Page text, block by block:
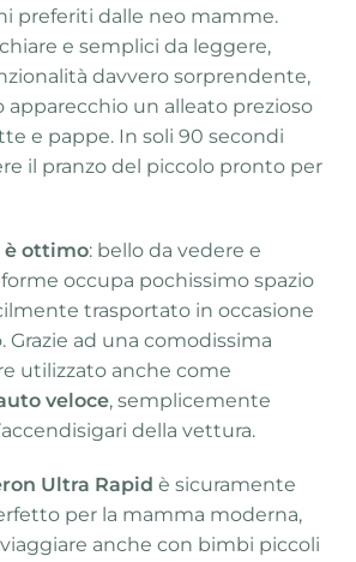
preferiti dalle neo mamme.
e semplici da leggere,
davvero sorprendente,
un alleato prezioso
e pappe. In soli 90 secondi
il pranzo del piccolo pronto per
è ottimo: bello da vedere e
occupa pochissimo spazio
trasportato in occasione
Grazie ad una comodissima
utilizzato anche come
veloce, semplicemente
della vettura.
Ultra Rapid è sicuramente
per la mamma moderna,
anche con bimbi piccoli